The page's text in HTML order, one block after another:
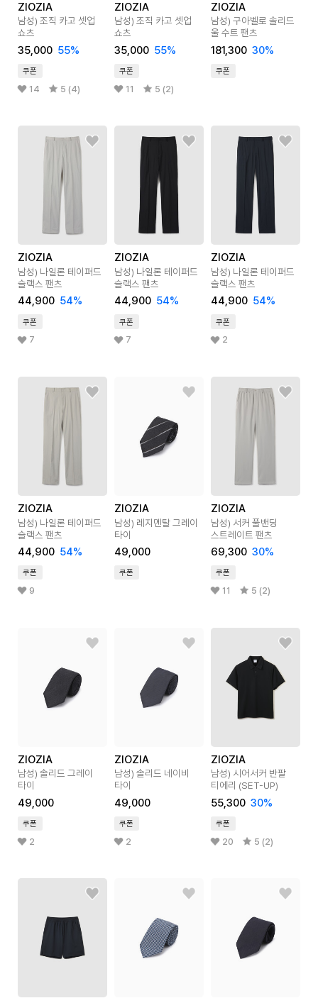
ZIOZIA
남성) 조직 카고 셋업
쇼츠
35,000 55%
쿠폰
14 5 (4)
ZIOZIA
남성) 조직 카고 셋업
쇼츠
35,000 55%
쿠폰
11 5 (2)
ZIOZIA
남성) 구아벨로 솔리드
울 수트 팬츠
181,300 30%
쿠폰
ZIOZIA
남성) 나일론 테이퍼드
슬랙스 팬츠
44,900 54%
쿠폰
7
ZIOZIA
남성) 나일론 테이퍼드
슬랙스 팬츠
44,900 54%
쿠폰
7
ZIOZIA
남성) 나일론 테이퍼드
슬랙스 팬츠
44,900 54%
쿠폰
2
ZIOZIA
남성) 나일론 테이퍼드
슬랙스 팬츠
44,900 54%
쿠폰
9
ZIOZIA
남성) 레지멘탈 그레이
타이
49,000
쿠폰
ZIOZIA
남성) 서커 풀밴딩
스트레이트 팬츠
69,300 30%
쿠폰
11 5 (2)
ZIOZIA
남성) 솔리드 그레이
타이
49,000
쿠폰
2
ZIOZIA
남성) 솔리드 네이비
타이
49,000
쿠폰
2
ZIOZIA
남성) 시어서커 반팔
티에리 (SET-UP)
55,300 30%
쿠폰
20 5 (2)